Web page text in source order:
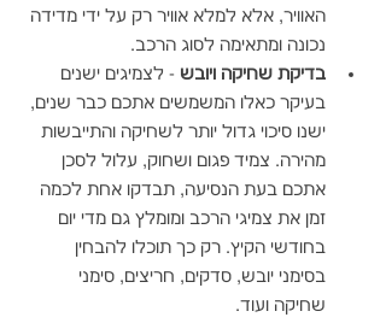
האוויר, אלא למלא אוויר רק על ידי מדידה
נכונה ומתאימה לסוג הרכב.
בדיקת שחיקה ויובש - לצמיגים ישנים
בעיקר כאלו המשמשים אתכם כבר שנים,
ישנו סיכוי גדול יותר לשחיקה והתייבשות
מהירה. צמיד פגום ושחוק, עלול לסכן
אתכם בעת הנסיעה, תבדקו אחת לכמה
זמן את צמיגי הרכב ומומלץ גם מדי יום
בחודשי הקיץ. רק כך תוכלו להבחין
בסימני יובש, סדקים, חריצים, סימני
שחיקה ועוד.